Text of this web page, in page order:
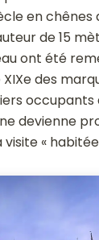
en chênes
de 15
ont été
des
occupants
devienne
visite « habitée